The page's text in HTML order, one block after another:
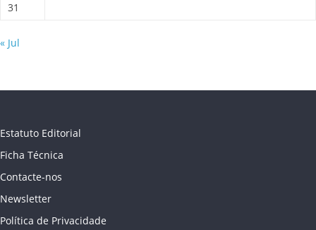
31
« Jul
Estatuto Editorial
Ficha Técnica
Contacte-nos
Newsletter
Política de Privacidade